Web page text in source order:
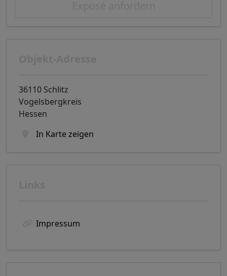
36110 Schlitz
Vogelsbergkreis
Hessen
In Karte zeigen
Impressum